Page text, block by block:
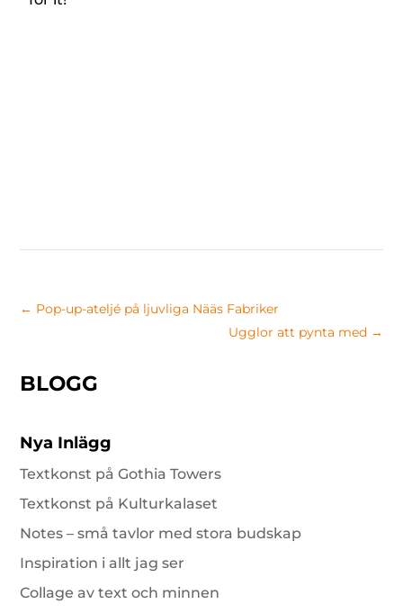
← Pop-up-ateljé på ljuvliga Nääs Fabriker
Ugglor att pynta med→
BLOGG
Nya Inlägg
Textkonst på Gothia Towers
Textkonst på Kulturkalaset
Notes – små tavlor med stora budskap
Inspiration i allt jag ser
Collage av text och minnen